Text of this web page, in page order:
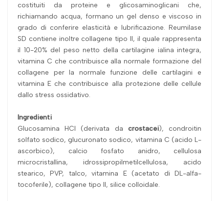
costituiti da proteine e glicosaminoglicani che,
richiamando acqua, formano un gel denso e viscoso in
grado di conferire elasticità e lubrificazione. Reumilase
SD contiene inoltre collagene tipo II, il quale rappresenta
il 10-20% del peso netto della cartilagine ialina integra,
vitamina C che contribuisce alla normale formazione del
collagene per la normale funzione delle cartilagini e
vitamina E che contribuisce alla protezione delle cellule
dallo stress ossidativo.
Ingredienti
Glucosamina HCl (derivata da crostacei), condroitin
solfato sodico, glucuronato sodico, vitamina C (acido L-
ascorbico), calcio fosfato anidro, cellulosa
microcristallina, idrossipropilmetilcellulosa, acido
stearico, PVP, talco, vitamina E (acetato di DL-alfa-
tocoferile), collagene tipo II, silice colloidale.